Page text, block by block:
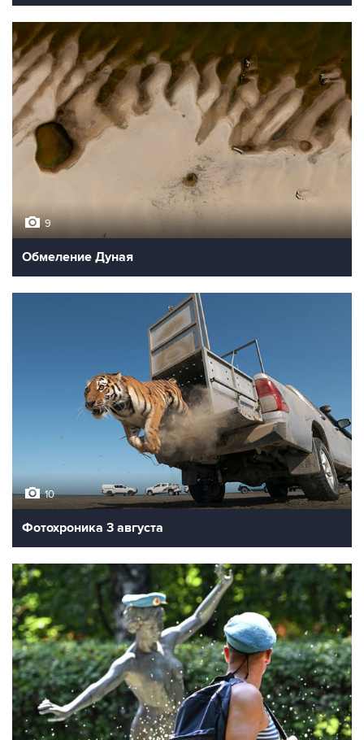
9
Обмеление Дуная
10
Фотохроника 3 августа